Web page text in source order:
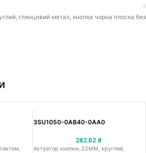
глянцевий метал, кнопка чорна плоска без
3SU1050-0AB40-0AA0
282.62 ₴
Актуатор кнопки, 22MM, круглий,